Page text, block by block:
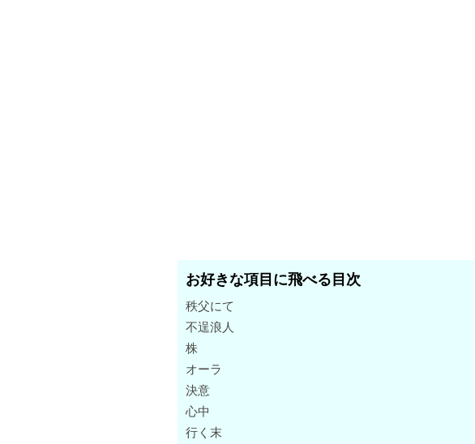
お好きな項目に飛べる目次
秩父にて
不逞浪人
株
オーラ
決意
心中
行く末